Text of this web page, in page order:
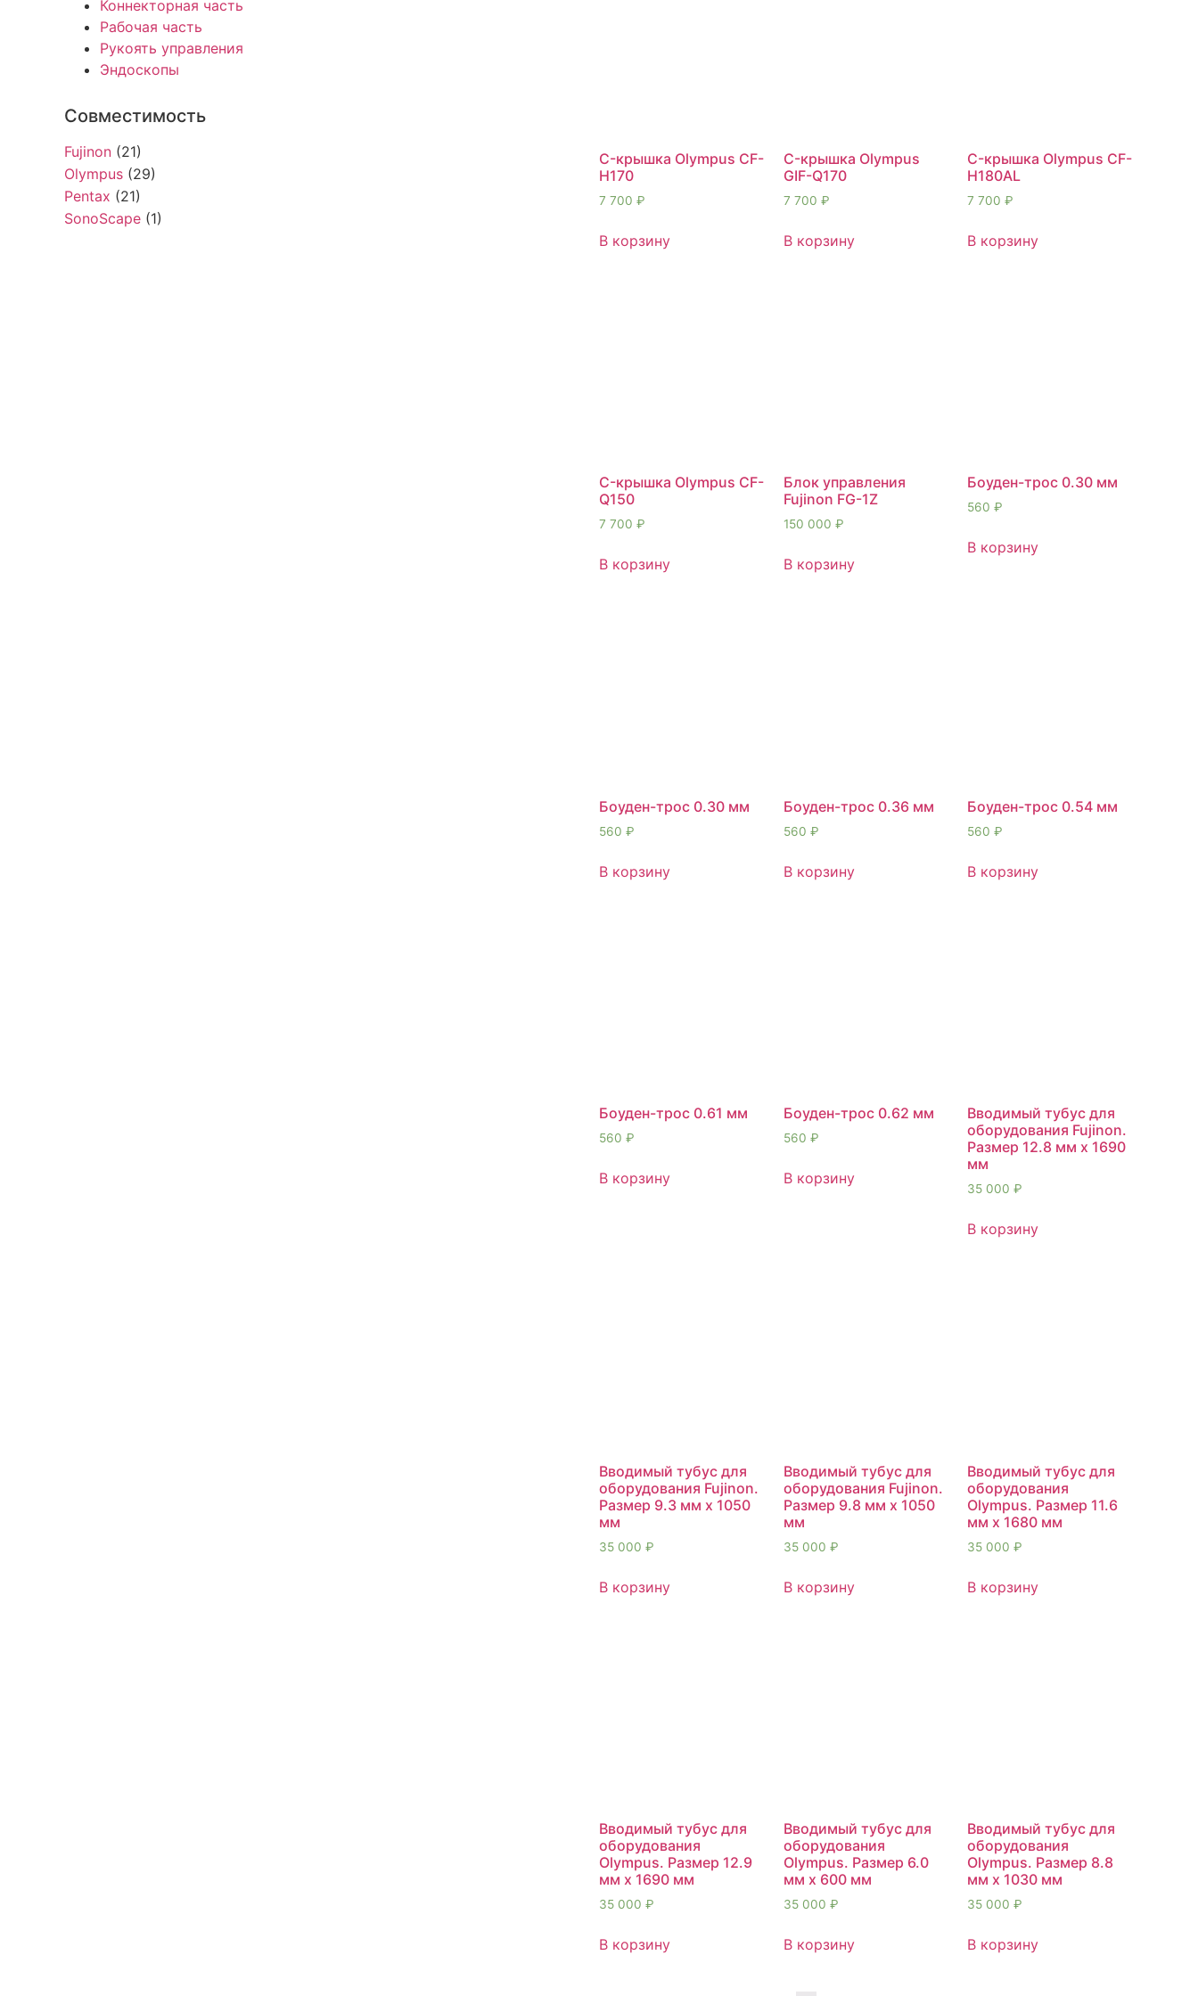
Коннекторная часть
Рабочая часть
Рукоять управления
Эндоскопы
Совместимость
Fujinon (21)
Olympus (29)
Pentax (21)
SonoScape (1)
C-крышка Olympus CF-
H170
7 700 ₽
В корзину
C-крышка Olympus
GIF-Q170
7 700 ₽
В корзину
C-крышка Olympus СF-
H180AL
7 700₽
В корзину
C-крышка Olympus СF-
Q150
7 700 ₽
В корзину
Блок управления
Fujinon FG-1Z
150 000 ₽
В корзину
Боуден-трос 0.30 мм
560₽
В корзину
Боуден-трос 0.30 мм
560 ₽
В корзину
Боуден-трос 0.36 мм
560 ₽
В корзину
Боуден-трос 0.54 мм
560₽
В корзину
Боуден-трос 0.61 мм
560 ₽
В корзину
Боуден-трос 0.62 мм
560 ₽
В корзину
Вводимый тубус для
оборудования Fujinon.
Размер 12.8 мм х 1690
мм
35 000₽
В корзину
Вводимый тубус для
оборудования Fujinon.
Размер 9.3 мм х 1050
мм
35 000 ₽
В корзину
Вводимый тубус для
оборудования Fujinon.
Размер 9.8 мм х 1050
мм
35 000 ₽
В корзину
Вводимый тубус для
оборудования
Olympus. Размер 11.6
мм х 1680 мм
35 000₽
В корзину
Вводимый тубус для
оборудования
Olympus. Размер 12.9
мм х 1690 мм
35 000 ₽
В корзину
Вводимый тубус для
оборудования
Olympus. Размер 6.0
мм х 600 мм
35 000 ₽
В корзину
Вводимый тубус для
оборудования
Olympus. Размер 8.8
мм х 1030 мм
35 000₽
В корзину